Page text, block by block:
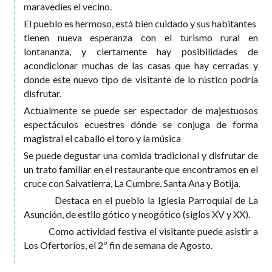
maravedíes el vecino.
El pueblo es hermoso, está bien cuidado y sus habitantes
tienen nueva esperanza con el turismo rural en
lontananza, y ciertamente hay posibilidades de
acondicionar muchas de las casas que hay cerradas y
donde este nuevo tipo de visitante de lo rústico podría
disfrutar.
Actualmente se puede ser espectador de majestuosos
espectáculos ecuestres dónde se conjuga de forma
magistral el caballo el toro y la música
Se puede degustar una comida tradicional y disfrutar de
un trato familiar en el restaurante que encontramos en el
cruce con Salvatierra, La Cumbre, Santa Ana y Botija.
Destaca en el pueblo la Iglesia Parroquial de La
Asunción, de estilo gótico y neogótico (siglos XV y XX).
Como actividad festiva el visitante puede asistir a
Los Ofertorios, el 2º fin de semana de Agosto.